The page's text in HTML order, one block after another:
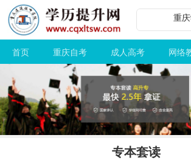
重
首页 重庆自考 成人高考 网络
专本套读